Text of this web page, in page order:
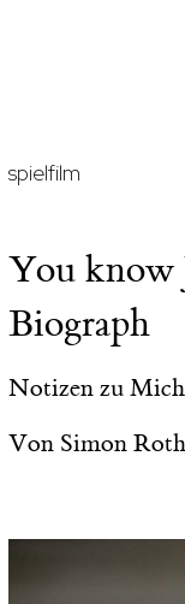
spielfilm
You know
Biograph
Notizen zu
Von Simon